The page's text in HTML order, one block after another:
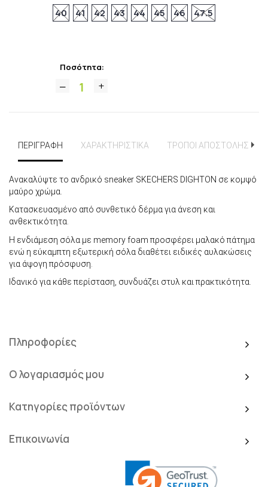
40 41 42 43 44 45 46 47.5
Ποσότητα:
ΠΕΡΙΓΡΑΦΗ ΧΑΡΑΚΤΗΡΙΣΤΙΚΑ ΤΡΟΠΟΙ ΑΠΟΣΤΟΛΗΣ
Ανακαλύψτε το ανδρικό sneaker SKECHERS DIGHTON σε κομψό
μαύρο χρώμα.
Κατασκευασμένο από συνθετικό δέρμα για άνεση και
ανθεκτικότητα.
Η ενδιάμεση σόλα με memory foam προσφέρει μαλακό πάτημα
ενώ η εύκαμπτη εξωτερική σόλα διαθέτει ειδικές αυλακώσεις
για άψογη πρόσφυση.
Ιδανικό για κάθε περίσταση, συνδυάζει στυλ και πρακτικότητα.
Πληροφορίες
Ο λογαριασμός μου
Κατηγορίες προϊόντων
Επικοινωνία